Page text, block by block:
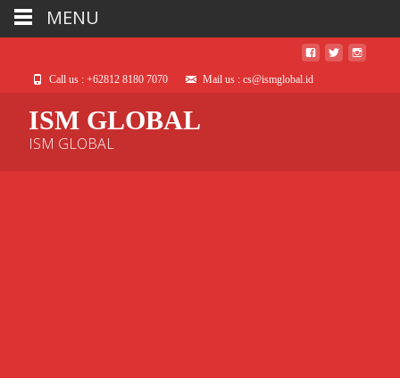
Call us : +62812 8180 7070 Mail us : cs@ismglobal.id
ISM GLOBAL
ISM GLOBAL
MENU